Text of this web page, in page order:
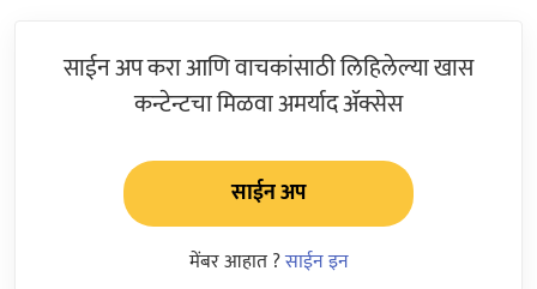
साईन अप करा आणि वाचकांसाठी लिहिलेल्या खास
कन्टेन्टचा मिळवा अमर्याद ॲक्सेस
साईन अप
मेंबर आहात ?साईन इन